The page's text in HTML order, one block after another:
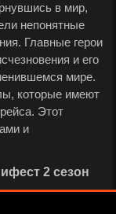
в мир,
непонятные
Главные герои
и его
мире.
которые имеют
Этот
и
2 сезон